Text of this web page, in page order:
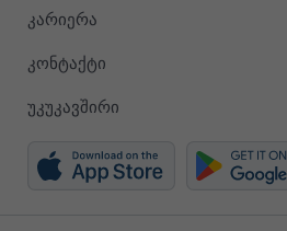
კარიერა
კონტაქტი
უკუკავშირი